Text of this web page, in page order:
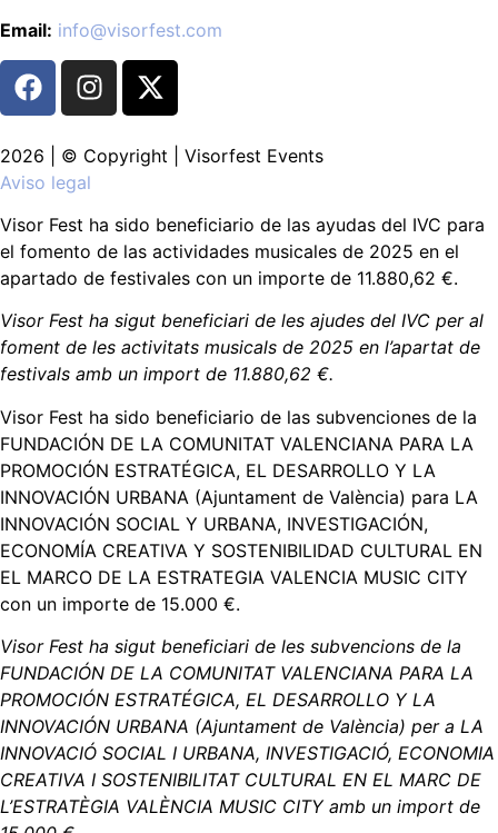
Email: info@visorfest.com
2026 | © Copyright | Visorfest Events
Aviso legal
Visor Fest ha sido beneficiario de las ayudas del IVC para
el fomento de las actividades musicales de 2025 en el
apartado de festivales con un importe de 11.880,62 €.
Visor Fest ha sigut beneficiari de les ajudes del IVC per al
foment de les activitats musicals de 2025 en l’apartat de
festivals amb un import de 11.880,62 €.
Visor Fest ha sido beneficiario de las subvenciones de la
FUNDACIÓN DE LA COMUNITAT VALENCIANA PARA LA
PROMOCIÓN ESTRATÉGICA, EL DESARROLLO Y LA
INNOVACIÓN URBANA (Ajuntament de València) para LA
INNOVACIÓN SOCIAL Y URBANA, INVESTIGACIÓN,
ECONOMÍA CREATIVA Y SOSTENIBILIDAD CULTURAL EN
EL MARCO DE LA ESTRATEGIA VALENCIA MUSIC CITY
con un importe de 15.000 €.
Visor Fest ha sigut beneficiari de les subvencions de la
FUNDACIÓN DE LA COMUNITAT VALENCIANA PARA LA
PROMOCIÓN ESTRATÉGICA, EL DESARROLLO Y LA
INNOVACIÓN URBANA (Ajuntament de València) per a LA
INNOVACIÓ SOCIAL I URBANA, INVESTIGACIÓ, ECONOMIA
CREATIVA I SOSTENIBILITAT CULTURAL EN EL MARC DE
L’ESTRATÈGIA VALÈNCIA MUSIC CITY amb un import de